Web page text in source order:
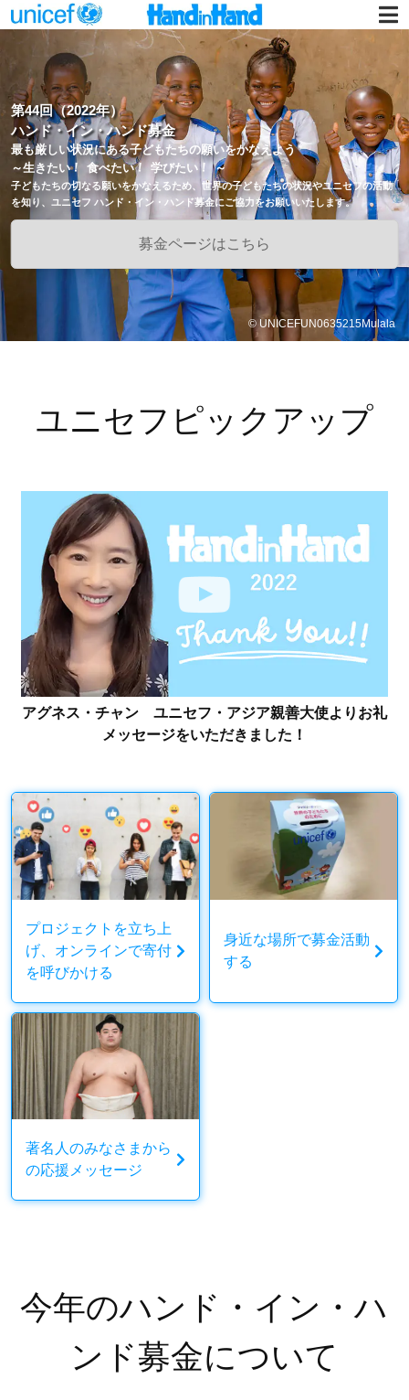
第44回（2022年）
ハンド・イン・ハンド募金
最も厳しい状況にある子どもたちの願いをかなえよう
～生きたい！ 食べたい！ 学びたい！ ～
子どもたちの切なる願いをかなえるため、世界の子どもたちの状況やユニセフの活動
を知り、ユニセフ ハンド・イン・ハンド募金にご協力をお願いいたします。
募金ページはこちら
© UNICEFUN0635215Mulala
ユニセフピックアップ
アグネス・チャン ユニセフ・アジア親善大使よりお礼
メッセージをいただきました！
プロジェクトを立ち上
げ、オンラインで寄付
を呼びかける
身近な場所で募金活動
する
著名人のみなさまから
の応援メッセージ
今年のハンド・イン・ハ
ンド募金について